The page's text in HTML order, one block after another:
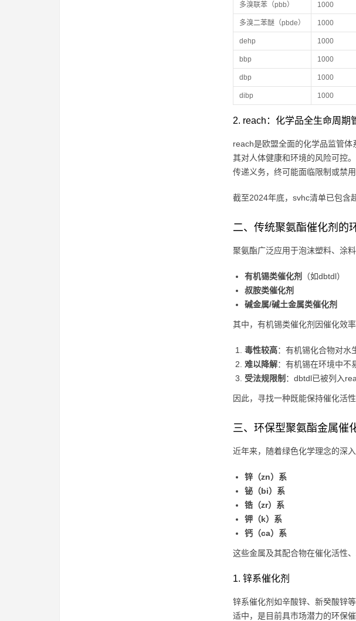
多溴联苯（pbb） 1000
多溴二苯醚（pbde） 1000
dehp 1000
bbp 1000
dbp 1000
dibp 1000
2. reach：化学品全生命周期
reach是欧盟全面的化学品监管
其对人体健康和环境的风险可控
传递义务，终可能面临限制或禁用
截至2024年底，svhc清单已包含
二、传统聚氨酯催化剂的
聚氨酯广泛应用于泡沫塑料、涂
有机锡类催化剂
（如dbtdl）
叔胺类催化剂
碱金属/碱土金属类催化剂
其中，有机锡类催化剂因催化效
毒性较高：有机锡化合物对水
难以降解：有机锡在环境中不
受法规限制 ：dbtdl已被列入
因此，寻找一种既能保持催化活
三、环保型聚氨酯金属催
近年来，随着绿色化学理念的深
锌（zn）系
铋（bi）系
锆（zr）系
钾（k）系
钙（ca）系
这些金属及其配合物在催化活性
1. 锌系催化剂
锌系催化剂如辛酸锌、新癸酸锌
适中，是目前具市场潜力的环保催